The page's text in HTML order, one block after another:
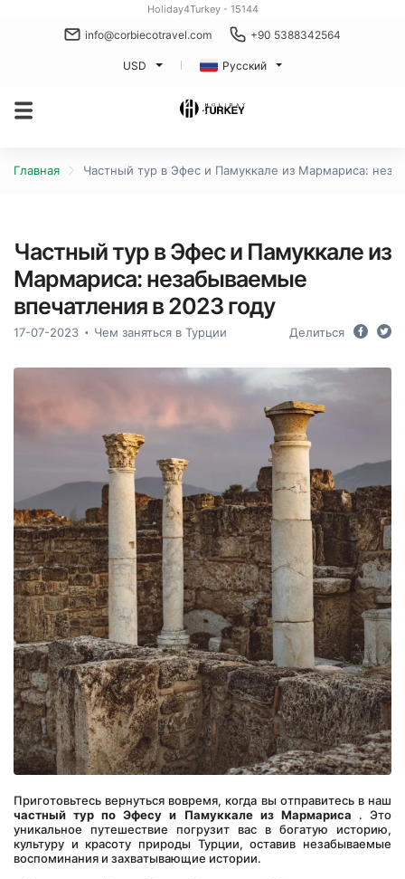
Holiday4Turkey - 15144
info@corbiecotravel.com +90 5388342564
USD Русский
Главная Частный тур в Эфес и Памуккале из Мармариса:
Частный тур в Эфес и Памуккале из
Мармариса: незабываемые
впечатления в 2023 году
17-07-2023 Чем заняться в Турции Делиться
частный тур по Эфесу и Памуккале из Мармариса . Это
уникальное путешествие погрузит вас в богатую историю,
культуру и красоту природы Турции, оставив незабываемые
воспоминания и захватывающие истории.